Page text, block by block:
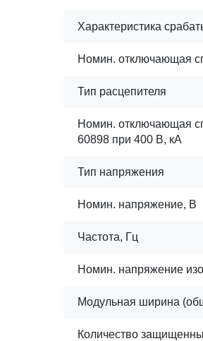
Характеристика
Номин. отключающая
Тип расцепителя
Номин. отключающая
60898 при 400 В, кА
Тип напряжения
Номин. напряжение, В
Частота, Гц
Номин. напряжение
Модульная ширина
Количество